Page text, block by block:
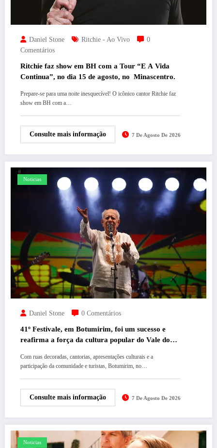
Daniel Stone Ritchie - Ao Vivo
0
Comentários
Ritchie faz show em BH com a Tour “E A Vida
Continua”, no dia 15 de agosto, no Minascentro.
Prepare-se para uma noite inesquecível! O icônico cantor Ritchie faz
show em BH com a…
Consulte mais informação 7 De Agosto De 2026
Noticias
Daniel Stone 0 Comentários
41º Festivale, em Botumirim, foi um sucesso e
reafirma a força da cultura popular do Vale do
Com ruas decoradas, cantorias, apresentações culturais e a
participação da comunidade e turistas, Botumirim, no…
Consulte mais informação 7 De Agosto De 2026
Noticias